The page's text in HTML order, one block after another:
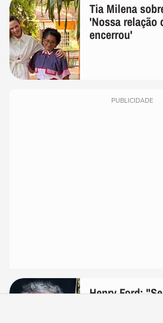
Tia Milena
'Nossa relação
encerrou'
PUBLICIDADE
Henry Ford: